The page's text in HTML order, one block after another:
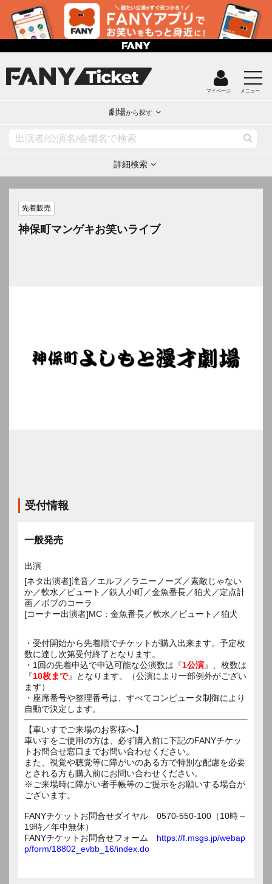
マイページ メニュー
劇場から探す
詳細検索
先着販売
神保町マンゲキお笑いライブ
受付情報
一般発売
出演
[ネタ出演者]滝音／エルフ／ラニーノーズ／素敵じゃない
か／軟水／ピュート／鉄人小町／金魚番長／狛犬／定点計
画／ボブのコーラ
[コーナー出演者]MC：金魚番長／軟水／ピュート／狛犬
・受付開始から先着順でチケットが購入出来ます。予定枚
数に達し次第受付終了となります。
・1回の先着申込で申込可能な公演数は『1公演』、枚数は
『10枚まで』となります。（公演により一部例外がござい
ます）
・座席番号や整理番号は、すべてコンピュータ制御により
自動で決定します。
【車いすでご来場のお客様へ】
車いすをご使用の方は、必ず購入前に下記のFANYチケッ
トお問合せ窓口までお問い合わせください。
また、視覚や聴覚等に障がいのある方で特別な配慮を必要
とされる方も購入前にお問い合わせください。
※ご来場時に障がい者手帳等のご提示をお願いする場合が
ございます。
FANYチケットお問合せダイヤル 0570-550-100（10時～
19時／年中無休）
FANYチケットお問合せフォーム https://f.msgs.jp/webap
p/form/18802_evbb_16/index.do